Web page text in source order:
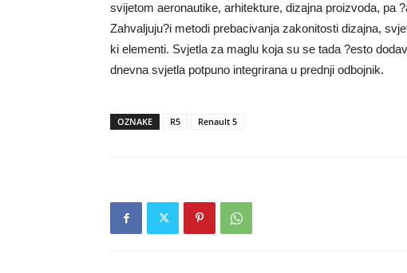
svijetom aeronautike, arhitekture, dizajna proizvoda, pa
Zahvaljuju?i metodi prebacivanja zakonitosti dizajna,
ki elementi. Svjetla za maglu koja su se tada ?esto
dnevna svjetla potpuno integrirana u prednji odbojnik.
OZNAKE R5 Renault 5